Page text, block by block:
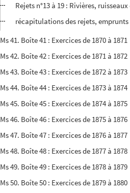
Rejets n°13 à 19 : Rivières,
récapitulations des rejets,
Ms 41. Boîte 41 : Exercices de 1870 à 1871
Ms 42. Boîte 42 : Exercices de 1871 à 1872
Ms 43. Boîte 43 : Exercices de 1872 à 1873
Ms 44. Boîte 44 : Exercices de 1873 à 1874
Ms 45. Boîte 45 : Exercices de 1874 à 1875
Ms 46. Boîte 46 : Exercices de 1875 à 1876
Ms 47. Boîte 47 : Exercices de 1876 à 1877
Ms 48. Boîte 48 : Exercices de 1877 à 1878
Ms 49. Boîte 49 : Exercices de 1878 à 1879
Ms 50. Boîte 50 : Exercices de 1879 à 1880